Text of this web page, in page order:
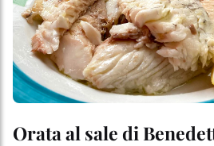
Orata al sale di